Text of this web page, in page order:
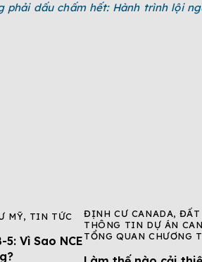
phải dấu chấm hết: Hành trình lội
MỸ, TIN TỨC
Vì Sao NCE
ĐỊNH CƯ CANADA, ĐẤT
THÔNG TIN DỰ ÁN
TỔNG QUAN CHƯƠNG